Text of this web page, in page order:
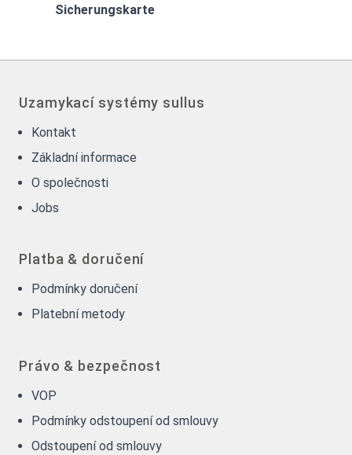
Sicherungskarte
Uzamykací systémy sullus
Kontakt
Základní informace
O společnosti
Jobs
Platba & doručení
Podmínky doručení
Platební metody
Právo & bezpečnost
VOP
Podmínky odstoupení od smlouvy
Odstoupení od smlouvy